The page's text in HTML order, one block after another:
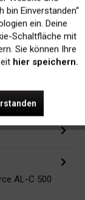
von
24H*
AL-C 500
Inaktiv
Inaktiv
bin Einverstanden“
ein. Deine
Schaltfläche mit
Sie können Ihre
hier speichern.